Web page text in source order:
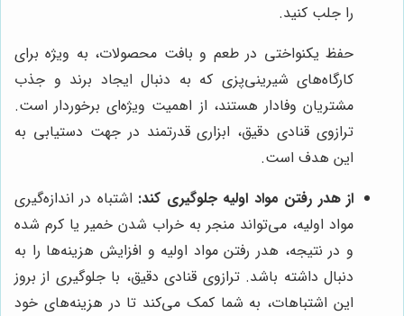
را جلب کنید.
حفظ یکنواختی در طعم و بافت محصولات، به ویژه برای
کارگاه‌های شیرینی‌پزی که به دنبال ایجاد برند و جذب
مشتریان وفادار هستند، از اهمیت ویژه‌ای برخوردار است.
ترازوی قنادی دقیق، ابزاری قدرتمند در جهت دستیابی به
این هدف است.
از هدر رفتن مواد اولیه جلوگیری کند: اشتباه در اندازه‌گیری
مواد اولیه، می‌تواند منجر به خراب شدن خمیر یا کرم شده
و در نتیجه، هدر رفتن مواد اولیه و افزایش هزینه‌ها را به
دنبال داشته باشد. ترازوی قنادی دقیق، با جلوگیری از بروز
این اشتباهات، به شما کمک می‌کند تا در هزینه‌های خود